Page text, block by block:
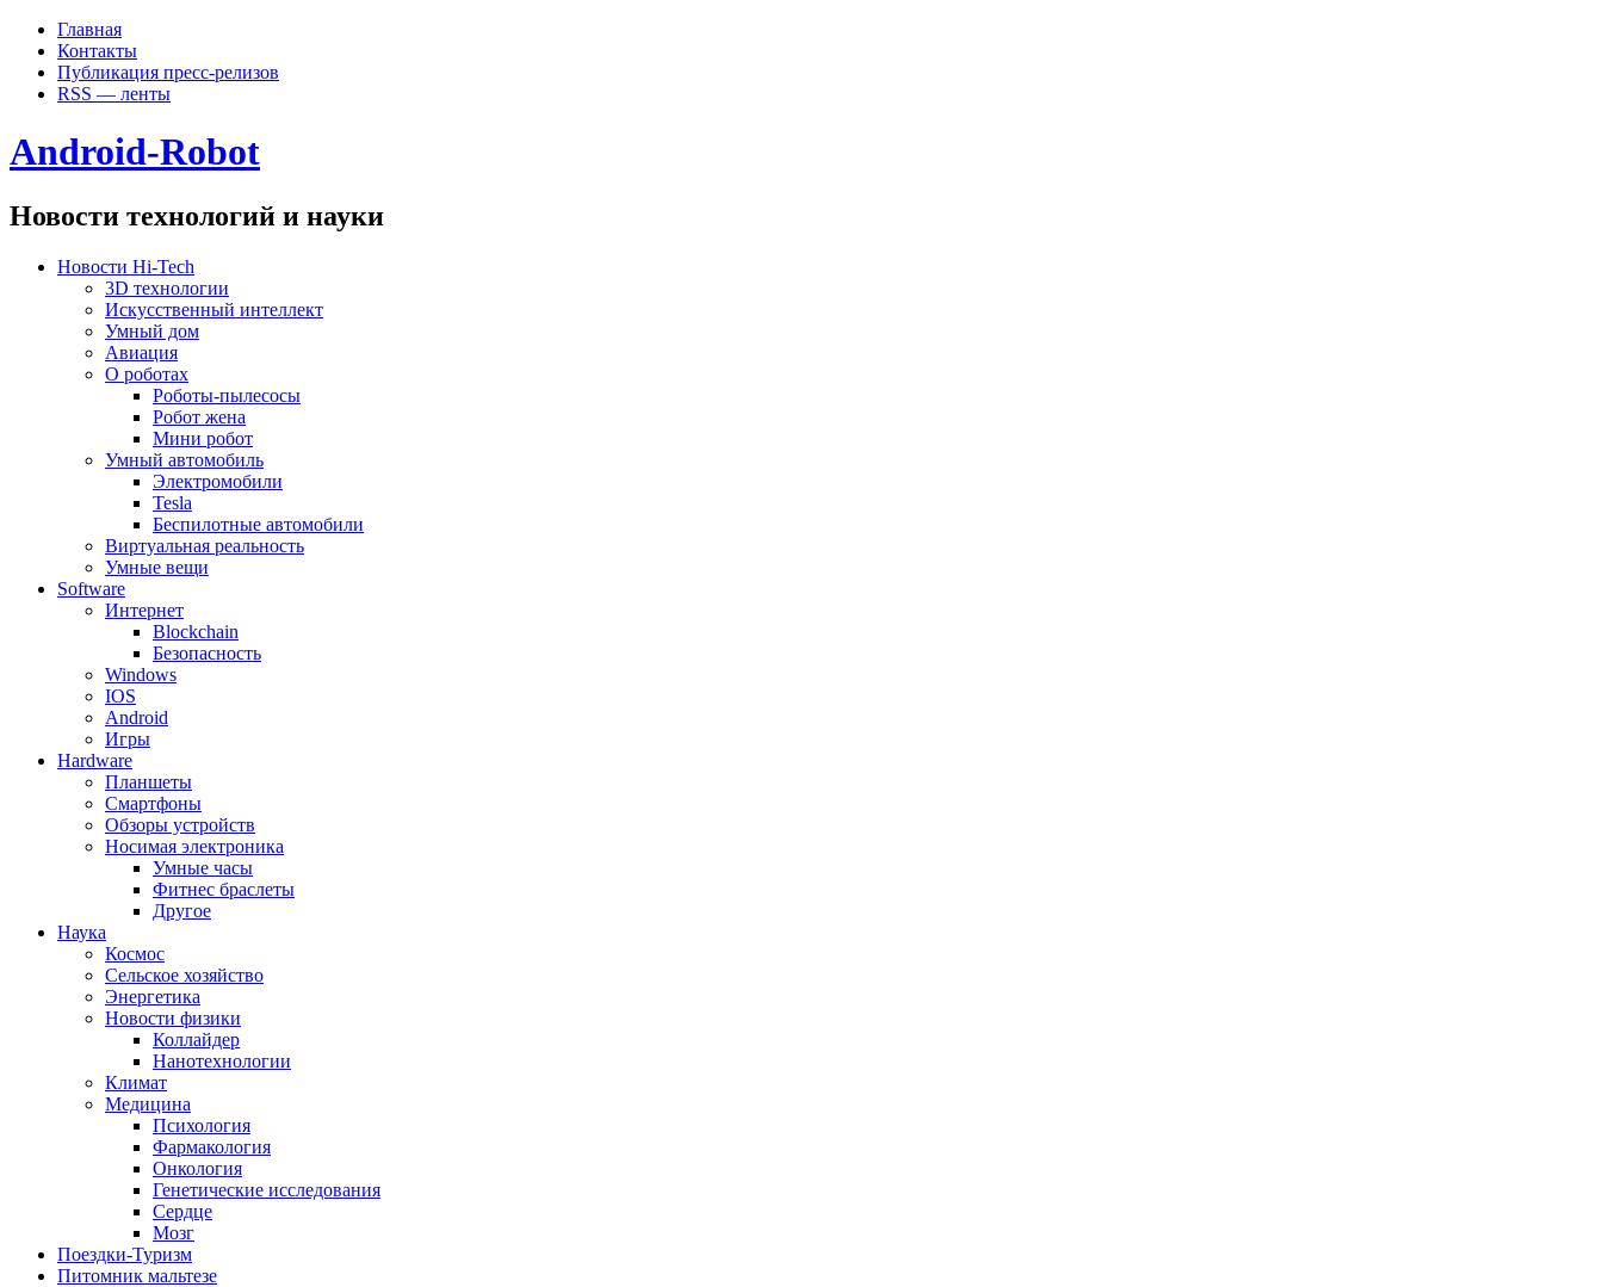
Главная
Контакты
Публикация пресс-релизов
RSS — ленты
Android-Robot
Новости технологий и науки
Новости Hi-Tech
3D технологии
Искусственный интеллект
Умный дом
Авиация
О роботах
Роботы-пылесосы
Робот жена
Мини робот
Умный автомобиль
Электромобили
Tesla
Беспилотные автомобили
Виртуальная реальность
Умные вещи
Software
Интернет
Blockchain
Безопасность
Windows
IOS
Android
Игры
Hardware
Планшеты
Смартфоны
Обзоры устройств
Носимая электроника
Умные часы
Фитнес браслеты
Другое
Наука
Космос
Сельское хозяйство
Энергетика
Новости физики
Коллайдер
Нанотехнологии
Климат
Медицина
Психология
Фармакология
Онкология
Генетические исследования
Сердце
Мозг
Поездки-Туризм
Питомник мальтезе